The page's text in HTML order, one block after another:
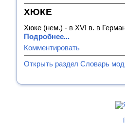
ХЮКЕ
Хюке (нем.) - в XVI в. в
Подробнее...
Комментировать
Открыть раздел Словарь